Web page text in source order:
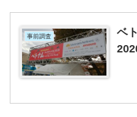
事前調査
ベ